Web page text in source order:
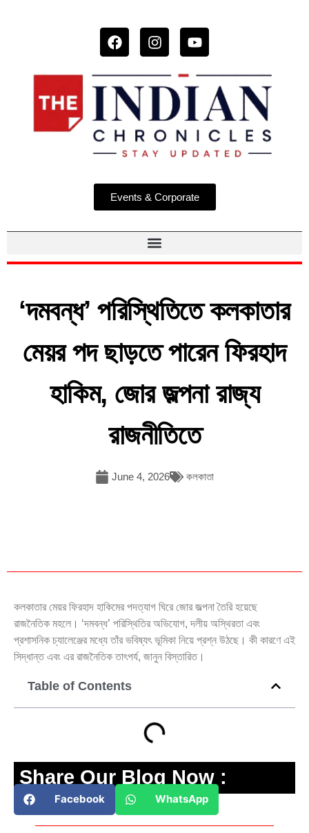
Events & Corporate
‘দমবন্ধ’ পরিস্থিতিতে কলকাতার
মেয়র পদ ছাড়তে পারেন ফিরহাদ
হাকিম, জোর জল্পনা রাজ্য
রাজনীতিতে
June 4, 2026 কলকাতা
কলকাতার মেয়র ফিরহাদ হাকিমের পদত্যাগ ঘিরে জোর জল্পনা তৈরি হয়েছে
রাজনৈতিক মহলে। ‘দমবন্ধ’ পরিস্থিতির অভিযোগ, দলীয় অস্থিরতা এবং
প্রশাসনিক চ্যালেঞ্জের মধ্যে তাঁর ভবিষ্যৎ ভূমিকা নিয়ে প্রশ্ন উঠছে। কী কারণে এই
সিদ্ধান্ত এবং এর রাজনৈতিক তাৎপর্য, জানুন বিস্তারিত।
Table of Contents
Share Our Blog Now :
Facebook WhatsApp